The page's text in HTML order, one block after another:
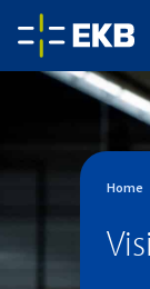
Home